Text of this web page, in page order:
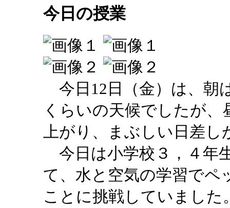
今日の授業
今日12日（金）は、朝
くらいの天候でしたが
上がり、まぶしい日差
今日は小学校３，４年
て、水と空気の学習で
ことに挑戦していました